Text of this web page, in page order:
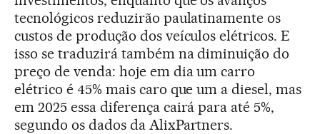
tecnológicos reduzirão paulatinamente os
custos de produção dos veículos elétricos. E
isso se traduzirá também na diminuição do
preço de venda: hoje em dia um carro
elétrico é 45% mais caro que um a diesel, mas
em 2025 essa diferença cairá para até 5%,
segundo os dados da AlixPartners.